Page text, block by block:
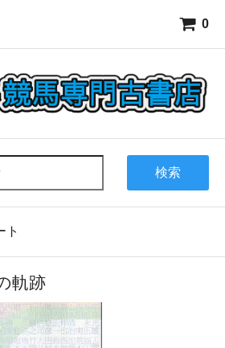
0
検索
ト
軌跡